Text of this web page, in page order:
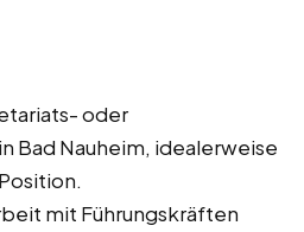
oder
Bad Nauheim, idealerweise
mit Führungskräften